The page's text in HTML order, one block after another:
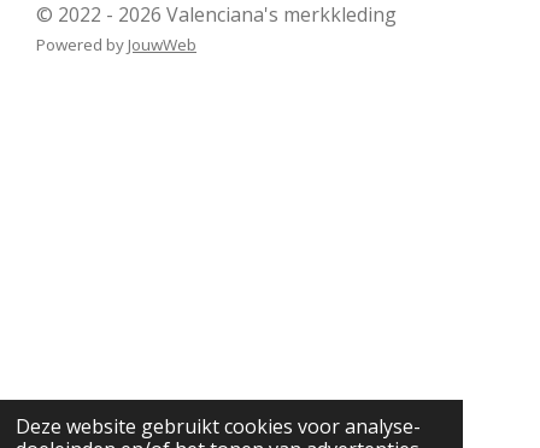
Deze website gebruikt cookies voor analyse-
© 2022 - 2026 Valenciana's merkkleding
Powered by JouwWeb